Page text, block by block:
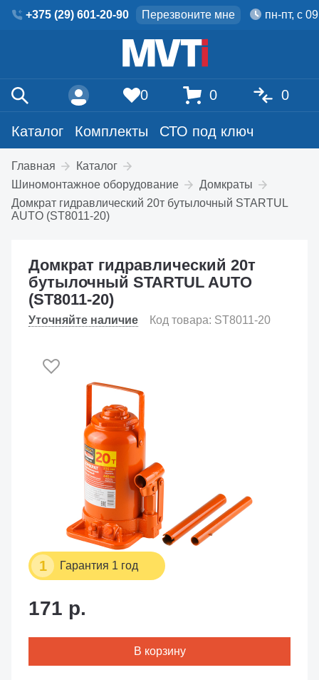
+375 (29) 601-20-90 Перезвоните мне пн-пт, с
Каталог Комплекты СТО под ключ
0 0 0
Главная
Каталог
Шиномонтажное оборудование
Домкраты
Домкрат гидравлический 20т бутылочный STARTUL
AUTO (ST8011-20)
1 Гарантия 1 год
Домкрат гидравлический 20т
бутылочный STARTUL AUTO
(ST8011-20)
Уточняйте наличие Код товара: ST8011-20
171 р.
В корзину